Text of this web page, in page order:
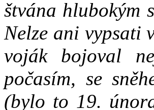
štvána hlubokým
Nelze ani vypsati
voják bojoval
počasím, se
(bylo to 19.